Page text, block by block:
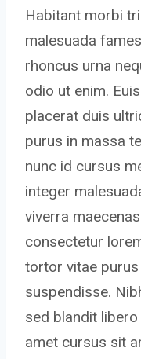
Habitant morbi
malesuada
rhoncus urna
odio ut enim.
placerat duis
purus in massa
nunc id cursus
integer
viverra
consectetur
tortor vitae
suspendisse.
sed blandit
amet cursus sit